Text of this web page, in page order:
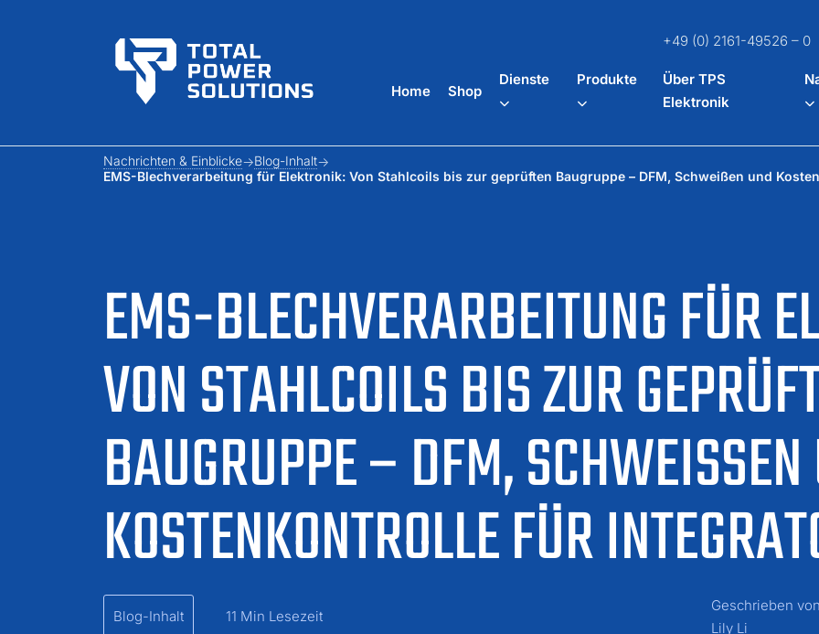
+49 (0) 2161-49526 – 0
Home Shop
Dienste Produkte
Über TPS
Elektronik
EMS-BLECHVERARBEITUNG FÜR
VON STAHLCOILS BIS ZUR
BAUGRUPPE – DFM, SCHWEISSEN
OSTENKONTROLLE FÜR
Nachrichten & Einblicke
Blog-Inhalt
EMS-Blechverarbeitung für Elektronik: Von Stahlcoils bis zur geprüften Baugruppe – DFM, Schweißen und
Blog-Inhalt 11 Min Lesezeit
Geschrieben von
Lily Li